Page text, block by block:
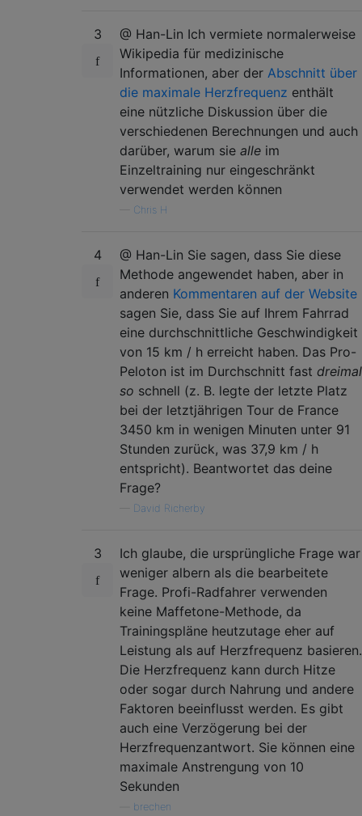
3
@ Han-Lin Ich vermiete normalerweise
Wikipedia für medizinische
Informationen, aber der Abschnitt über
die maximale Herzfrequenz enthält
eine nützliche Diskussion über die
verschiedenen Berechnungen und auch
darüber, warum sie alle im
Einzeltraining nur eingeschränkt
verwendet werden können
Chris H
4
@ Han-Lin Sie sagen, dass Sie diese
Methode angewendet haben, aber in
anderen Kommentaren auf der Website
sagen Sie, dass Sie auf Ihrem Fahrrad
eine durchschnittliche Geschwindigkeit
von 15 km / h erreicht haben. Das Pro-
Peloton ist im Durchschnitt fast dreimal
so schnell (z. B. legte der letzte Platz
bei der letztjährigen Tour de France
3450 km in wenigen Minuten unter 91
Stunden zurück, was 37,9 km / h
entspricht). Beantwortet das deine
Frage?
David Richerby
3
Ich glaube, die ursprüngliche Frage war
weniger albern als die bearbeitete
Frage. Profi-Radfahrer verwenden
keine Maffetone-Methode, da
Trainingspläne heutzutage eher auf
Leistung als auf Herzfrequenz basieren.
Die Herzfrequenz kann durch Hitze
oder sogar durch Nahrung und andere
Faktoren beeinflusst werden. Es gibt
auch eine Verzögerung bei der
Herzfrequenzantwort. Sie können eine
maximale Anstrengung von 10
Sekunden
brechen